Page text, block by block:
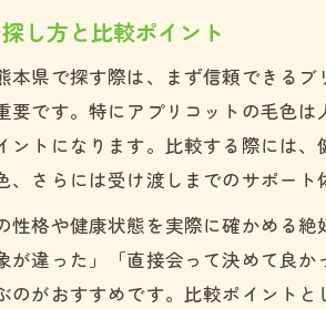
ク項目
理由
ー選び
較する
を紹介
意点
び方
確認法
し方と比較ポイント
本県で探す際は、まず信頼できる
要です。特にアプリコットの毛色
ントになります。比較する際には
さらには受け渡しまでのサポート
性格や健康状態を実際に確かめる絶
が違った」「直接会って決めて良
のがおすすめです。比較ポイント